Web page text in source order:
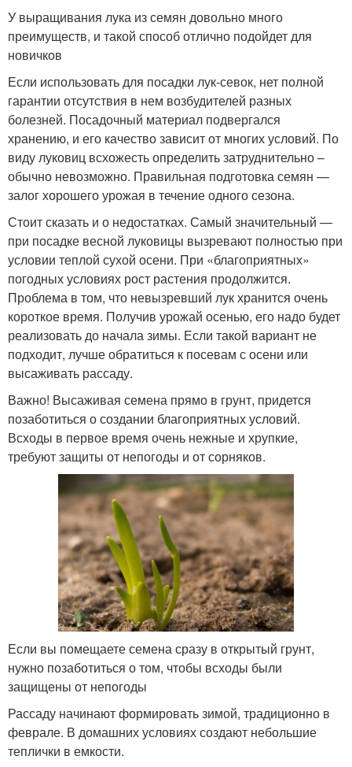
У выращивания лука из семян довольно много
преимуществ, и такой способ отлично подойдет для
новичков
Если использовать для посадки лук-севок, нет полной
гарантии отсутствия в нем возбудителей разных
болезней. Посадочный материал подвергался
хранению, и его качество зависит от многих условий. По
виду луковиц всхожесть определить затруднительно –
обычно невозможно. Правильная подготовка семян —
залог хорошего урожая в течение одного сезона.
Стоит сказать и о недостатках. Самый значительный —
при посадке весной луковицы вызревают полностью при
условии теплой сухой осени. При «благоприятных»
погодных условиях рост растения продолжится.
Проблема в том, что невызревший лук хранится очень
короткое время. Получив урожай осенью, его надо будет
реализовать до начала зимы. Если такой вариант не
подходит, лучше обратиться к посевам с осени или
высаживать рассаду.
Важно! Высаживая семена прямо в грунт, придется
позаботиться о создании благоприятных условий.
Всходы в первое время очень нежные и хрупкие,
требуют защиты от непогоды и от сорняков.
Если вы помещаете семена сразу в открытый грунт,
нужно позаботиться о том, чтобы всходы были
защищены от непогоды
Рассаду начинают формировать зимой, традиционно в
феврале. В домашних условиях создают небольшие
теплички в емкости.